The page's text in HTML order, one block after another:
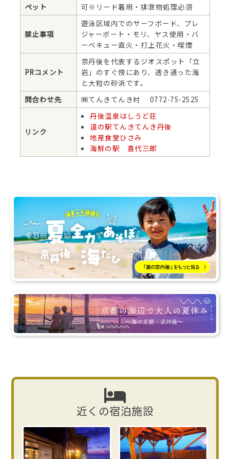
ペット 可※リード着用・排泄物処理必須
禁止事項
遊泳区域内でのサーフボード、プレ
ジャーボート・モリ、ヤス使用・バ
ーベキュー直火・打上花火・喫煙
PRコメント
京丹後を代表するジオスポット「立
岩」のすぐ傍にあり、透き通った海
と大粒の砂浜です。
問合わせ先
㈱てんきてんき村 0772-75-2525
リンク
丹後温泉はしうど荘
道の駅てんきてんき丹後
地産食堂ひさみ
海鮮の駅 喜代三郎
近くの宿泊施設